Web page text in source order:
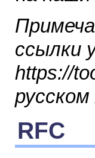
ссылки
https://
RFC